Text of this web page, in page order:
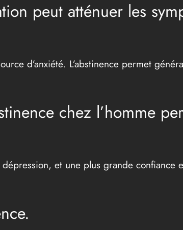
peut atténuer les
d’anxiété. L’abstinence permet
chez l’homme
et une plus grande confiance